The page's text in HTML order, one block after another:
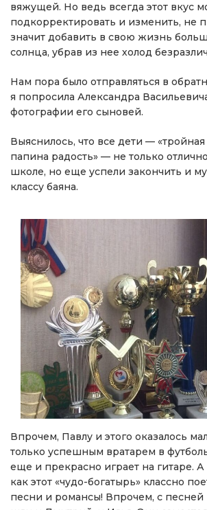
вяжущей. Но ведь всегда этот вкус
подкорректировать и изменить, не
значит добавить в свою жизнь
солнца, убрав из нее холод
Нам пора было отправляться в
я попросила Александра
фотографии его сыновей.
Выяснилось, что все дети —
папина радость» — не только
школе, но еще успели закончить и
классу баяна.
Впрочем, Павлу и этого оказалось
только успешным вратарем в
еще и прекрасно играет на гитаре.
как этот «чудо-богатырь» классно
песни и романсы! Впрочем, с песней